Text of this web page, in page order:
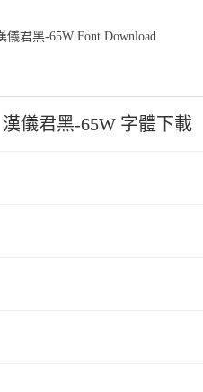
儀君黑-65W Font Download
漢儀君黑-65W 字體下載